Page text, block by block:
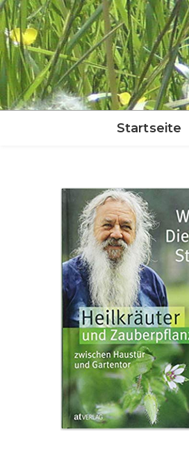
Startseite